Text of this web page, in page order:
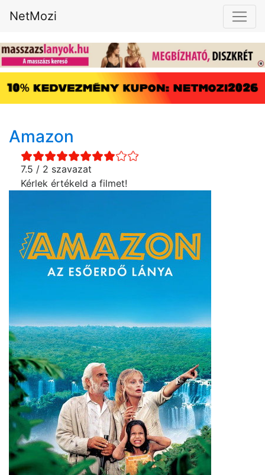
NetMozi
Amazon
7.5 / 2 szavazat
Kérlek értékeld a filmet!